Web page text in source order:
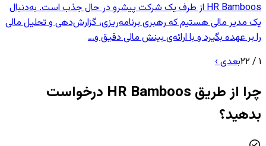
HR Bamboos از طرف یک شرکت پیشرو در حال جذب است. به‌دنبال
یک مدیر مالی هستیم که رهبری برنامه‌ریزی، گزارش‌دهی و تحلیل مالی
را بر عهده بگیرد و با ارائه‌ی بینش مالی دقیق و…
۱ / ۲۲بعدی›
چرا از طریق HR Bamboos درخواست
بدهید؟